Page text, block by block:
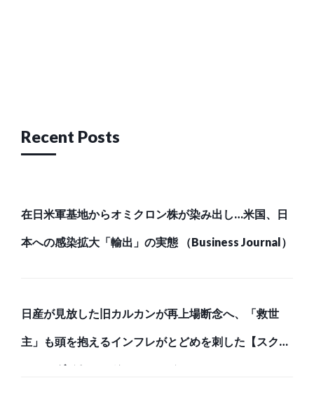
Recent Posts
在日米軍基地からオミクロン株が染み出し…米国、日
本への感染拡大「輸出」の実態 （Business Journal）
日産が見放した旧カルカンが再上場断念へ、「救世
主」も頭を抱えるインフレがとどめを刺した【スク
ー… （ダイヤモンド・オンライン）